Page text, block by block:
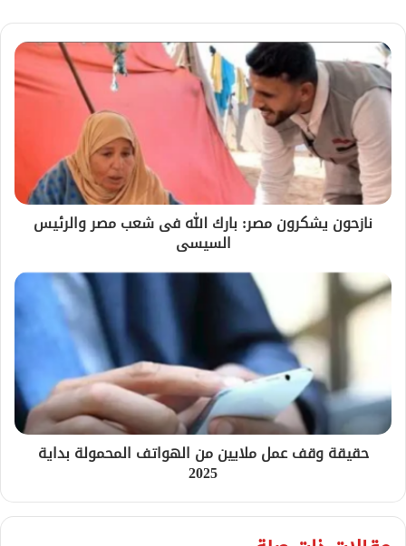
نازحون يشكرون مصر: بارك الله فى شعب مصر والرئيس
السيسى
حقيقة وقف عمل ملايين من الهواتف المحمولة بداية
2025